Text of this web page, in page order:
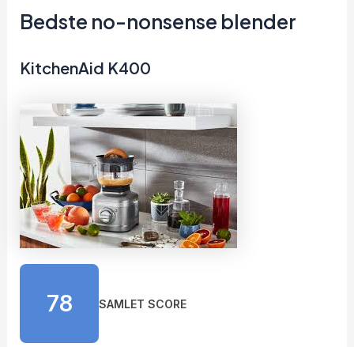
Bedste no-nonsense blender
KitchenAid K400
78 SAMLET SCORE